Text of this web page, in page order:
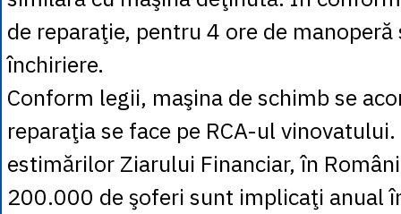
de reparaţie, pentru 4 ore de manoperă
închiriere.
Conform legii, maşina de schimb se
reparaţia se face pe RCA-ul
estimărilor Ziarului Financiar, în
200.000 de şoferi sunt implicaţi anual